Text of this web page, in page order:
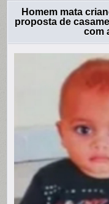
Homem mata
proposta de
com